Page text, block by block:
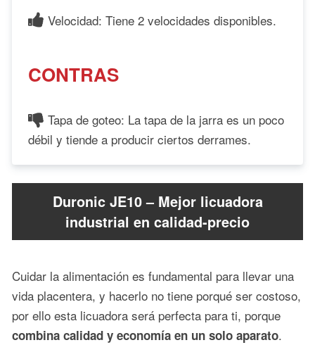
Velocidad: Tiene 2 velocidades disponibles.
CONTRAS
Tapa de goteo: La tapa de la jarra es un poco
débil y tiende a producir ciertos derrames.
Duronic JE10 – Mejor licuadora
industrial en calidad-precio
Cuidar la alimentación es fundamental para llevar una
vida placentera, y hacerlo no tiene porqué ser costoso,
por ello esta licuadora será perfecta para ti, porque
combina calidad y economía en un solo aparato.